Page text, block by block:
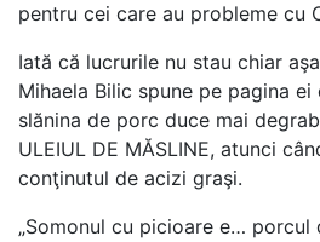
pentru cei care au probleme cu
Iată că lucrurile nu stau chiar
Mihaela Bilic spune pe pagina
slănina de porc duce mai
ULEIUL DE MĂSLINE, atunci
conţinutul de acizi graşi.
„Somonul cu picioare e… porcul